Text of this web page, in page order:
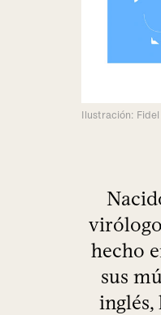
Ilustración:
hecho
sus
inglés,